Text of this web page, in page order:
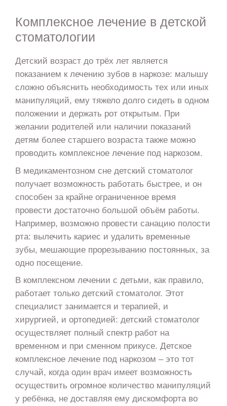
Комплексное лечение в детской
стоматологии
Детский возраст до трёх лет является
показанием к лечению зубов в наркозе: малышу
сложно объяснить необходимость тех или иных
манипуляций, ему тяжело долго сидеть в одном
положении и держать рот открытым. При
желании родителей или наличии показаний
детям более старшего возраста также можно
проводить комплексное лечение под наркозом.
В медикаментозном сне детский стоматолог
получает возможность работать быстрее, и он
способен за крайне ограниченное время
провести достаточно большой объём работы.
Например, возможно провести санацию полости
рта: вылечить кариес и удалить временные
зубы, мешающие прорезыванию постоянных, за
одно посещение.
В комплексном лечении с детьми, как правило,
работает только детский стоматолог. Этот
специалист занимается и терапией, и
хирургией, и ортопедией: детский стоматолог
осуществляет полный спектр работ на
временном и при сменном прикусе. Детское
комплексное лечение под наркозом – это тот
случай, когда один врач имеет возможность
осуществить огромное количество манипуляций
у ребёнка, не доставляя ему дискомфорта во